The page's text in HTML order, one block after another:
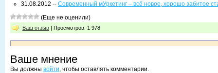
31.08.2012 -- Современный мУркетинг – всё новое, хорошо забитое
(Еще не оценили)
Ваш отзыв | Просмотров: 1 978
Ваше мнение
Вы должны войти, чтобы оставлять комментарии.